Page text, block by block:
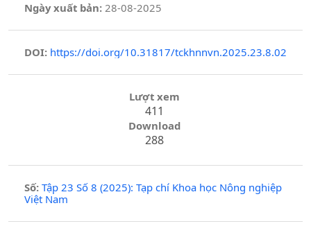
Ngày xuất bản: 28-08-2025
DOI: https://doi.org/10.31817/tckhnnvn.2025.23.8.02
Lượt xem
411
Download
288
Số: Tập 23 Số 8 (2025): Tạp chí Khoa học Nông nghiệp
Việt Nam